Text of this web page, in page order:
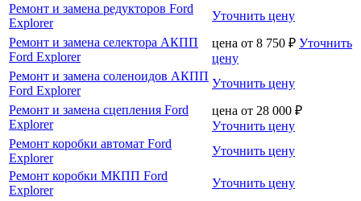
Ремонт и замена редукторов Ford
Explorer
Уточнить цену
Ремонт и замена селектора АКПП
Ford Explorer
цена от 8 750 ₽ Уточнить
цену
Ремонт и замена соленоидов АКПП
Ford Explorer
Уточнить цену
Ремонт и замена сцепления Ford
Explorer
цена от 28 000 ₽
Уточнить цену
Ремонт коробки автомат Ford
Explorer
Уточнить цену
Ремонт коробки МКПП Ford
Explorer
Уточнить цену